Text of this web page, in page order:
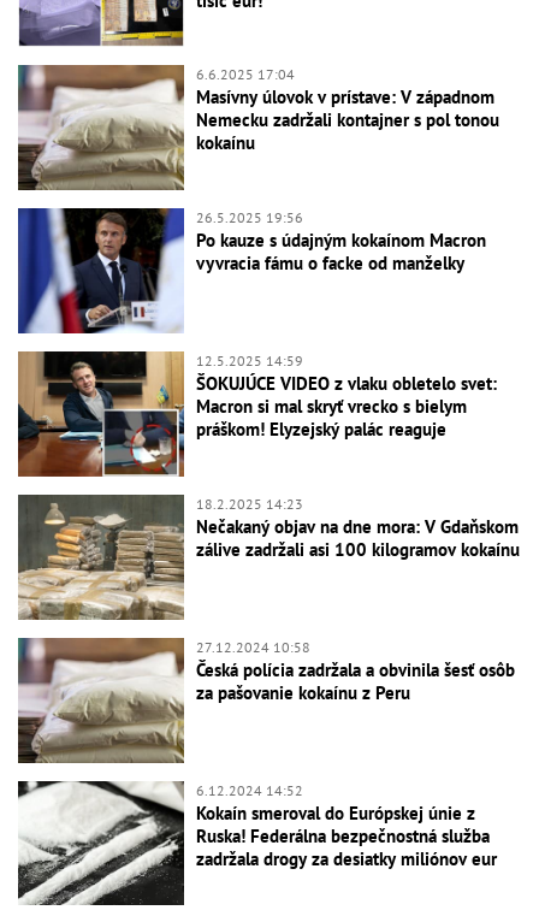
6.6.2025 17:04
Masívny úlovok v prístave: V západnom
Nemecku zadržali kontajner s pol tonou
kokaínu
26.5.2025 19:56
Po kauze s údajným kokaínom Macron
vyvracia fámu o facke od manželky
12.5.2025 14:59
ŠOKUJÚCE VIDEO z vlaku obletelo svet:
Macron si mal skryť vrecko s bielym
práškom! Elyzejský palác reaguje
18.2.2025 14:23
Nečakaný objav na dne mora: V Gdaňskom
zálive zadržali asi 100 kilogramov kokaínu
27.12.2024 10:58
Česká polícia zadržala a obvinila šesť osôb
za pašovanie kokaínu z Peru
6.12.2024 14:52
Kokaín smeroval do Európskej únie z
Ruska! Federálna bezpečnostná služba
zadržala drogy za desiatky miliónov eur